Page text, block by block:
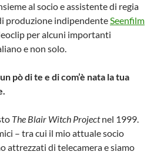
al socio e assistente di regia
produzione indipendenteSeenfilm
per alcuni importanti
e non solo.
pò di te e di com’è nata la tua
The Blair Witch Projectnel 1999.
– tra cui il mio attuale socio
attrezzati di telecamera e siamo